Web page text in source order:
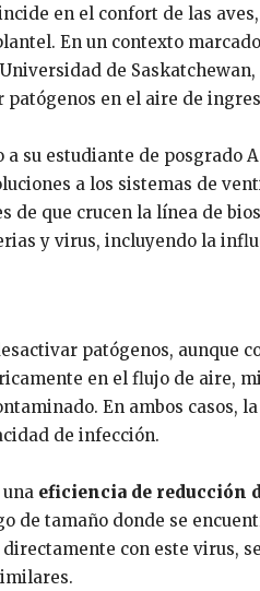
en el confort de las
En un contexto
de Saskatchewan,
en el aire de
su estudiante de posgrado
a los sistemas de
que crucen la línea de
y virus, incluyendo la
patógenos, aunque
en el flujo de aire,
En ambos casos,
de infección.
eficiencia de reducción
de tamaño donde se
con este virus,